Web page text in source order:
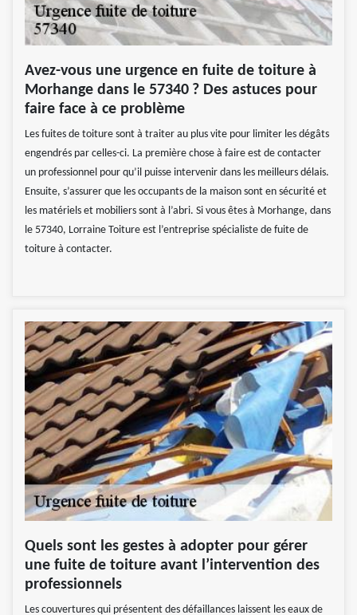
Avez-vous une urgence en fuite de toiture à
Morhange dans le 57340 ? Des astuces pour
faire face à ce problème
Les fuites de toiture sont à traiter au plus vite pour limiter les dégâts
engendrés par celles-ci. La première chose à faire est de contacter
un professionnel pour qu’il puisse intervenir dans les meilleurs délais.
Ensuite, s’assurer que les occupants de la maison sont en sécurité et
les matériels et mobiliers sont à l’abri. Si vous êtes à Morhange, dans
le 57340, Lorraine Toiture est l’entreprise spécialiste de fuite de
toiture à contacter.
Quels sont les gestes à adopter pour gérer
une fuite de toiture avant l’intervention des
professionnels
Les couvertures qui présentent des défaillances laissent les eaux de